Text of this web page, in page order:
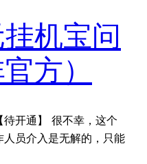
机宝问
方）
待开通】 很不幸，这个
员介入是无解的，只能